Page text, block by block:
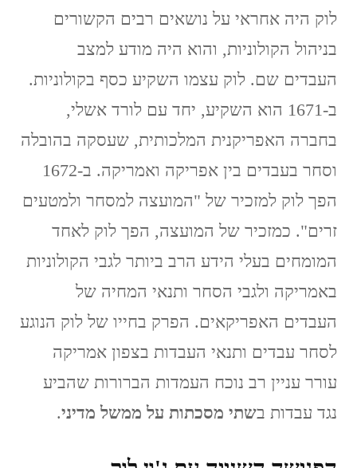
לוק היה אחראי על נושאים רבים הקשורים
בניהול הקולוניות, והוא היה מודע למצב
העבדים שם. לוק עצמו השקיע כסף בקולוניות.
ב-1671 הוא השקיע, יחד עם לורד אשלי,
בחברה האפריקנית המלכותית, שעסקה בהובלה
וסחר בעבדים בין אפריקה ואמריקה. ב-1672
הפך לוק למזכיר של "המועצה למסחר ולמטעים
זרים". כמזכיר של המועצה, הפך לוק לאחד
המומחים בעלי הידע הרב ביותר לגבי הקולוניות
באמריקה ולגבי הסחר ותנאי המחיה של
העבדים האפריקאים. הפרק בחייו של לוק הנוגע
לסחר עבדים ותנאי העבדות בצפון אמריקה
עורר עניין רב נוכח העמדות הברורות שהביע
נגד עבדות בשתי מסכתות על ממשל מדיני.